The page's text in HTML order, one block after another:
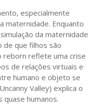
especialmente
maternidade. Enquanto
da maternidade
de que filhos são
reborn reflete uma crise
de relações virtuais e
humano e objeto se
Valley) explica o
humanos.